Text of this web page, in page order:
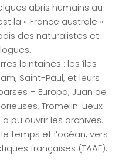
abris humains au
la « France australe »
des naturalistes et
lointaines : les îles
Saint-Paul, et leurs
– Europa, Juan de
Tromelin. Lieux
pu ouvrir les archives.
temps et l’océan, vers
françaises (TAAF).